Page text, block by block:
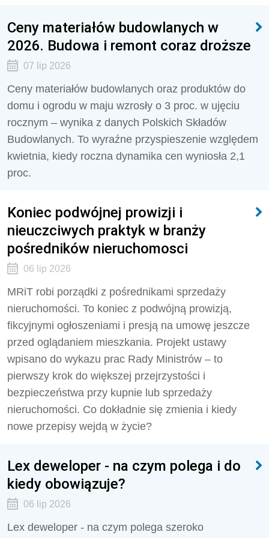
Ceny materiałów budowlanych w
2026. Budowa i remont coraz droższe
07 lip 2026
Ceny materiałów budowlanych oraz produktów do
domu i ogrodu w maju wzrosły o 3 proc. w ujęciu
rocznym – wynika z danych Polskich Składów
Budowlanych. To wyraźne przyspieszenie względem
kwietnia, kiedy roczna dynamika cen wyniosła 2,1
proc.
Koniec podwójnej prowizji i
nieuczciwych praktyk w branży
pośredników nieruchomosci
06 lip 2026
MRiT robi porządki z pośrednikami sprzedaży
nieruchomości. To koniec z podwójną prowizją,
fikcyjnymi ogłoszeniami i presją na umowę jeszcze
przed oglądaniem mieszkania. Projekt ustawy
wpisano do wykazu prac Rady Ministrów – to
pierwszy krok do większej przejrzystości i
bezpieczeństwa przy kupnie lub sprzedaży
nieruchomości. Co dokładnie się zmienia i kiedy
nowe przepisy wejdą w życie?
Lex deweloper - na czym polega i do
kiedy obowiązuje?
06 lip 2026
Lex deweloper - na czym polega szeroko